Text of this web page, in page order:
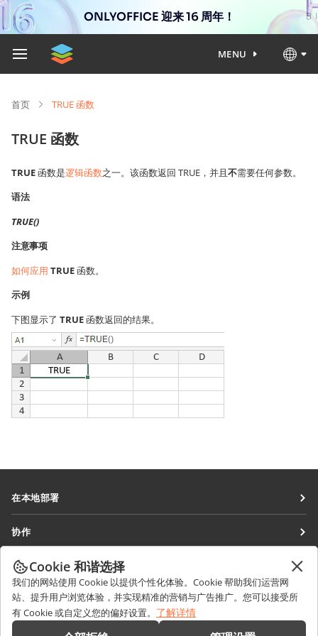
ONLYOFFICE 迎来 16 周年！
MENU
首页 TRUE 函数
TRUE 函数
TRUE函数是逻辑函数之一。该函数返回 TRUE，并且不需要任何参数。
语法
TRUE()
注意事项
如何应用 TRUE函数。
示例
下图显示了 TRUE函数返回的结果。
在本地部署
协作空间
工作区
连接器
桌面应用程序
协作
针对翻译人员
针对博主
职位空缺
获取最新资讯
博客
获取帮助
论坛
Cookie 和谐选择
我们的网站使用 Cookie 以提供个性化体验。Cookie 帮助我们运营网
站、提升用户浏览体验，并实现精准的营销与广告推广。您可以接受所
有 Cookie 或自定义您的偏好设置。 了解详情